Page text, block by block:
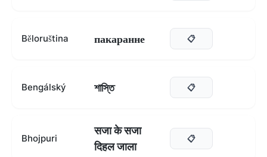
Běloruština пакаранне 📋
Bengálský শাস্তি 📋
Bhojpuri
सजा के सजा
दिहल जाला
📋